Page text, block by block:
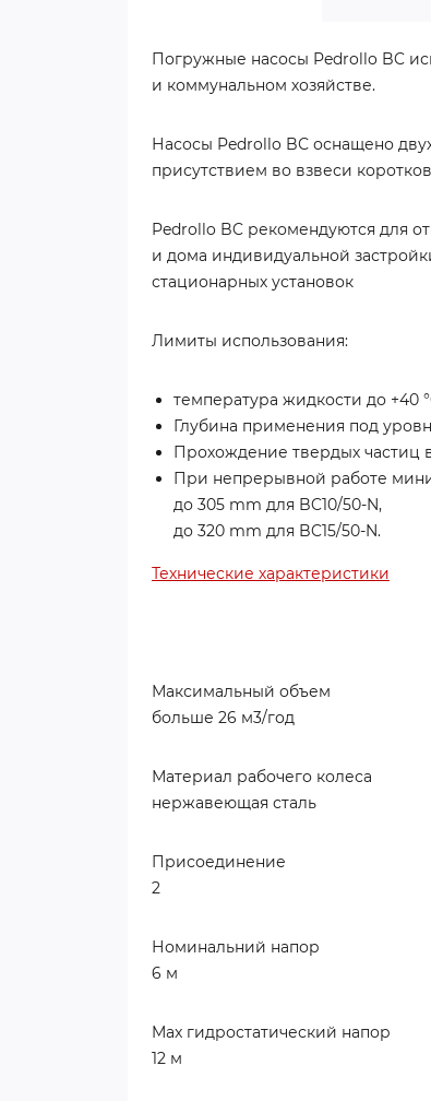
Погружные насосы Pedrollo BC
и коммунальном хозяйстве.
Насосы Pedrollo BС оснащено
присутствием во взвеси
Pedrollo BC рекомендуются для
и дома индивидуальной
стационарных установок
Лимиты использования:
температура жидкости до +40
Глубина применения под
Прохождение твердых частиц
При непрерывной работе
до 305 mm для BC10/50-N,
до 320 mm для BC15/50-N.
Технические характеристики
Максимальный объем
больше 26 м3/год
Материал рабочего колеса
нержавеющая сталь
Присоединение
2
Номинальний напор
6 м
Max гидростатический напор
12 м